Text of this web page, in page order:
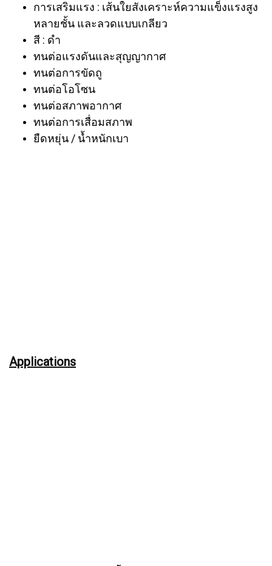
การเสริมแรง : เส้นใยสังเคราะห์ความแข็งแรงสูง
หลายชั้น และลวดแบบเกลียว
สี : ดำ
ทนต่อแรงดันและสุญญากาศ
ทนต่อการขัดถู
ทนต่อโอโซน
ทนต่อสภาพอากาศ
ทนต่อการเสื่อมสภาพ
ยืดหยุ่น / น้ำหนักเบา
Applications